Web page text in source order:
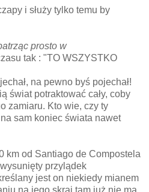
i służy tylko temu by
prosto w
tak : "TO WSZYSTKO
na pewno byś pojechał!
świat potraktować cały, coby
zamiaru. Kto wie, czy ty
sam koniec świata nawet
km od Santiago de Compostela
przylądek
jest on niekiedy mianem
na jego skraj tam już nie ma